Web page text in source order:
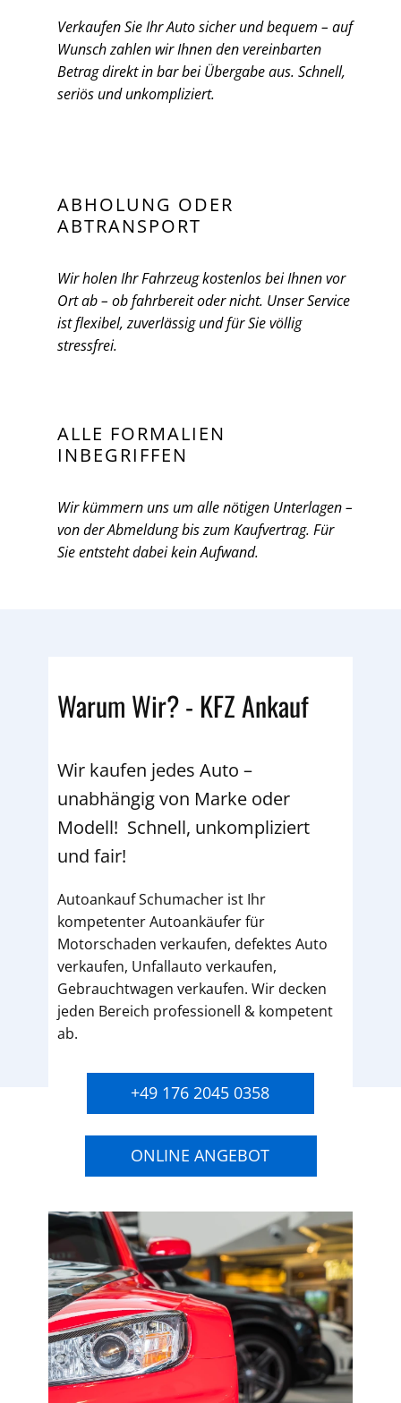
Verkaufen Sie Ihr Auto sicher und bequem – auf
Wunsch zahlen wir Ihnen den vereinbarten
Betrag direkt in bar bei Übergabe aus. Schnell,
seriös und unkompliziert.
ABHOLUNG ODER
ABTRANSPORT
Wir holen Ihr Fahrzeug kostenlos bei Ihnen vor
Ort ab – ob fahrbereit oder nicht. Unser Service
ist flexibel, zuverlässig und für Sie völlig
stressfrei.
ALLE FORMALIEN
INBEGRIFFEN
Wir kümmern uns um alle nötigen Unterlagen –
von der Abmeldung bis zum Kaufvertrag. Für
Sie entsteht dabei kein Aufwand.
Warum Wir? - KFZ Ankauf
Wir kaufen jedes Auto –
unabhängig von Marke oder
Modell! Schnell, unkompliziert
und fair!
Autoankauf Schumacher ist Ihr
kompetenter Autoankäufer für
Motorschaden verkaufen, defektes Auto
verkaufen, Unfallauto verkaufen,
Gebrauchtwagen verkaufen. Wir decken
jeden Bereich professionell & kompetent
ab.
+49 176 2045 0358
ONLINE ANGEBOT